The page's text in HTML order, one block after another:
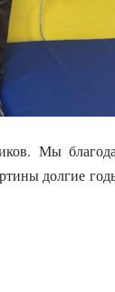
Мы
долгие